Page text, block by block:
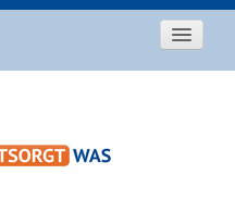
Entsorgungstipps